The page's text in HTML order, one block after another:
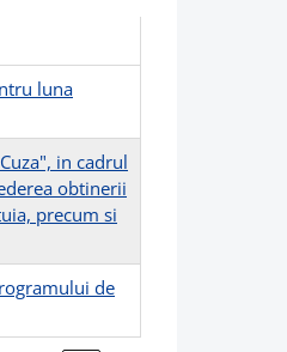
luna
in cadrul
obtinerii
precum si
de